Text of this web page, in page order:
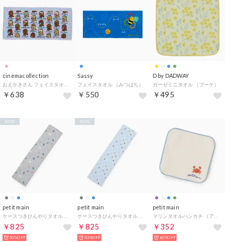
cinemacollection
￥638
Sassy
フェイスタオル （みつばち）
￥550
D by DADWAY
ガーゼミニタオル （ブーケ）
￥495
petit main
￥825
NEW
50%OFF
petit main
￥825
NEW
50%OFF
petit main
￥352
60%OFF